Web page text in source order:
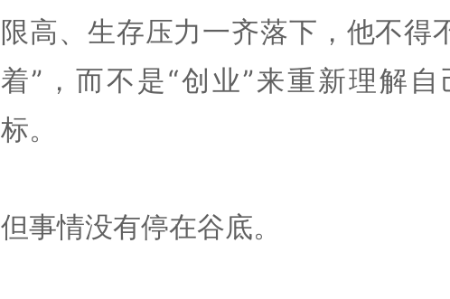
限高、生存压力一齐落下，他不得
着”，而不是“创业”来重新理解自
标。
但事情没有停在谷底。